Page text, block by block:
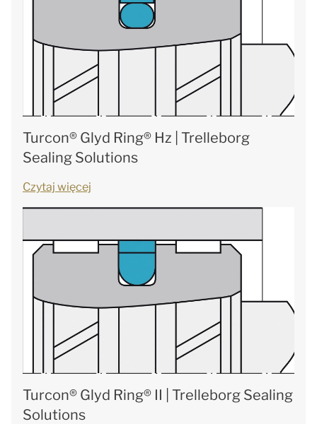
Turcon® Glyd Ring® Hz | Trelleborg
Sealing Solutions
Czytaj więcej
Turcon® Glyd Ring® II | Trelleborg Sealing
Solutions